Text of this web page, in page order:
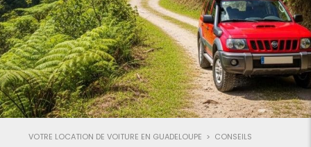
VOTRE LOCATION DE VOITURE EN GUADELOUPE > CONSEILS